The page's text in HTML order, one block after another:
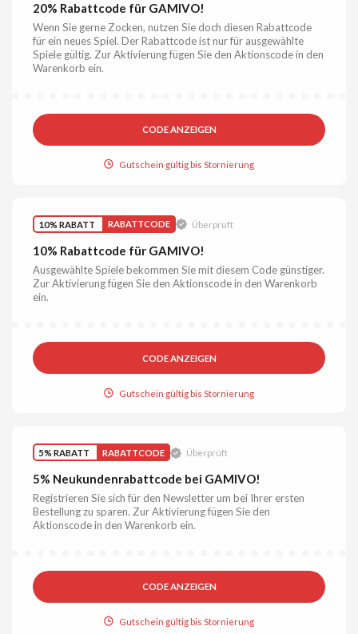
20% Rabattcode für GAMIVO!
Wenn Sie gerne Zocken, nutzen Sie doch diesen Rabattcode
für ein neues Spiel. Der Rabattcode ist nur für ausgewählte
Spiele gültig. Zur Aktivierung fügen Sie den Aktionscode in den
Warenkorb ein.
CODE ANZEIGEN
Gutschein gültig bis Stornierung
10% RABATT RABATTCODE Überprüft
10% Rabattcode für GAMIVO!
Ausgewählte Spiele bekommen Sie mit diesem Code günstiger.
Zur Aktivierung fügen Sie den Aktionscode in den Warenkorb
ein.
CODE ANZEIGEN
Gutschein gültig bis Stornierung
5% RABATT RABATTCODE Überprüft
5% Neukundenrabattcode bei GAMIVO!
Registrieren Sie sich für den Newsletter um bei Ihrer ersten
Bestellung zu sparen. Zur Aktivierung fügen Sie den
Aktionscode in den Warenkorb ein.
CODE ANZEIGEN
Gutschein gültig bis Stornierung